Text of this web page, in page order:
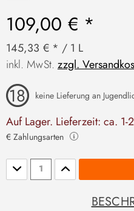
109,00 € *
145,33 € * / 1 L
inkl. MwSt. zzgl.
keine Lieferung an
Auf Lager. Lieferzeit: ca. 1-
€ Zahlungsarten
Stückzahl